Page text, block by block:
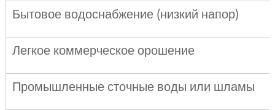
Бытовое водоснабжение (низкий напор)
Легкое коммерческое орошение
Промышленные сточные воды или шламы